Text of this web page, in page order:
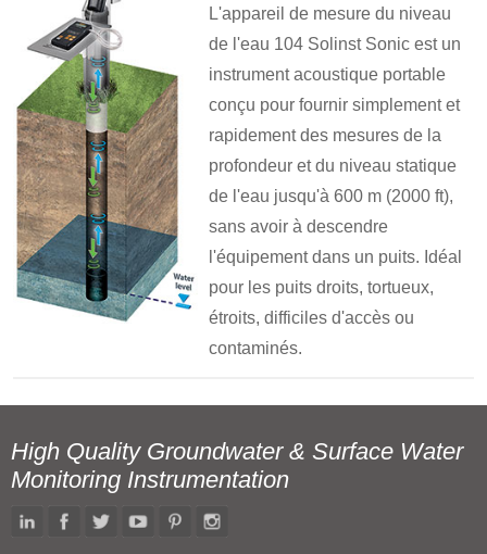
L'appareil de mesure du niveau
de l'eau 104 Solinst Sonic est un
instrument acoustique portable
conçu pour fournir simplement et
rapidement des mesures de la
profondeur et du niveau statique
de l'eau jusqu'à 600 m (2000 ft),
sans avoir à descendre
l'équipement dans un puits. Idéal
pour les puits droits, tortueux,
étroits, difficiles d'accès ou
contaminés.
High Quality Groundwater & Surface Water
Monitoring Instrumentation